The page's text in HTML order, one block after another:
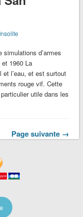
Insolite
simulations d’armes
1960 La
l’eau, et est surtout
rouge vif. Cette
utile dans les
Page suivante →